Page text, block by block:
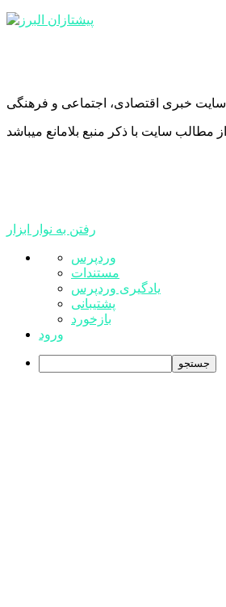
سایت خبری اقتصادی، اجتماعی و فرهنگی
رفتن به نوار ابزار
درباره
وردپرس
وردپرس
مستندات
یادگیری وردپرس
پشتیبانی
بازخورد
ورود
جستجو